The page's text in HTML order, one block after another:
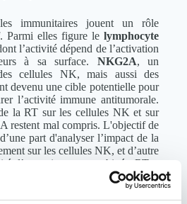
immunitaires jouent un rôle
Parmi elles figure le lymphocyte
l’activité dépend de l’activation
à sa surface. NKG2A, un
cellules NK, mais aussi des
devenu une cible potentielle pour
l’activité immune antitumorale.
la RT sur les cellules NK et sur
restent mal compris. L'objectif de
part d'analyser l’impact de la
sur les cellules NK, et d’autre
d’un traitement combiné : RT +
PD-L1.